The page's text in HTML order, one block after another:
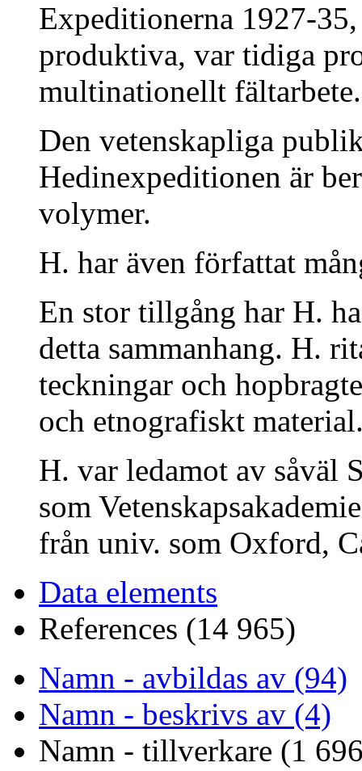
Expeditionerna 1927-
produktiva, var tidiga
multinationellt fältarbete.
Den vetenskapliga
Hedinexpeditionen är
volymer.
H. har även författat
En stor tillgång har H.
detta sammanhang. H.
teckningar och
och etnografiskt
H. var ledamot av såväl
som
från univ. som Oxford,
Data elements
References (14 965)
Namn - avbildas av (94)
Namn - beskrivs av (4)
Namn - tillverkare (1